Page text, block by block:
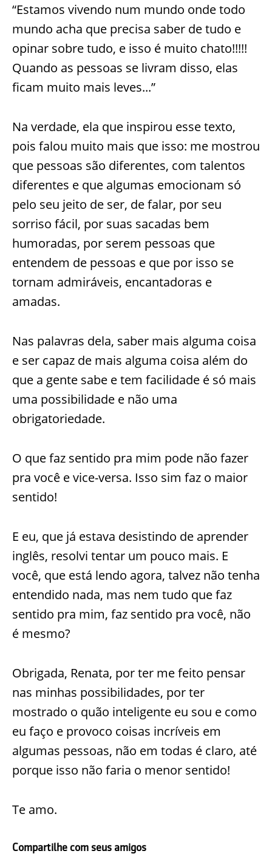
“Estamos vivendo num mundo onde todo
mundo acha que precisa saber de tudo e
opinar sobre tudo, e isso é muito chato!!!!!
Quando as pessoas se livram disso, elas
ficam muito mais leves...”
Na verdade, ela que inspirou esse texto,
pois falou muito mais que isso: me mostrou
que pessoas são diferentes, com talentos
diferentes e que algumas emocionam só
pelo seu jeito de ser, de falar, por seu
sorriso fácil, por suas sacadas bem
humoradas, por serem pessoas que
entendem de pessoas e que por isso se
tornam admiráveis, encantadoras e
amadas.
Nas palavras dela, saber mais alguma coisa
e ser capaz de mais alguma coisa além do
que a gente sabe e tem facilidade é só mais
uma possibilidade e não uma
obrigatoriedade.
O que faz sentido pra mim pode não fazer
pra você e vice-versa. Isso sim faz o maior
sentido!
E eu, que já estava desistindo de aprender
inglês, resolvi tentar um pouco mais. E
você, que está lendo agora, talvez não tenha
entendido nada, mas nem tudo que faz
sentido pra mim, faz sentido pra você, não
é mesmo?
Obrigada, Renata, por ter me feito pensar
nas minhas possibilidades, por ter
mostrado o quão inteligente eu sou e como
eu faço e provoco coisas incríveis em
algumas pessoas, não em todas é claro, até
porque isso não faria o menor sentido!
Te amo.
Compartilhe com seus amigos